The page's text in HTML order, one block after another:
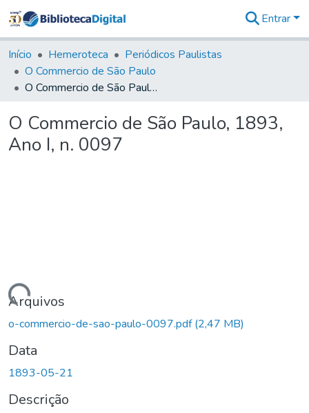
&
Coleções
Tudo na
Biblioteca
Estatísticas
Entrar
Início Hemeroteca
Periódicos Paulistas
O Commercio de São Paulo
O Commercio de São Paulo, 1893, Ano I, n. 0097
O Commercio de São Paulo, 1893,
Ano I, n. 0097
Arquivos
o-commercio-de-sao-paulo-0097.pdf(2,47 MB)
Data
1893-05-21
Descrição